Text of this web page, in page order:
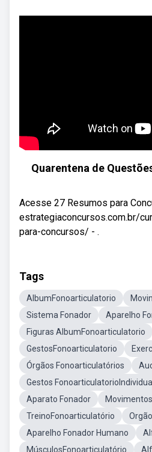
Quarentena de
Acesse 27 Resumos para
estrategiaconcursos.com.br/
para-concursos/ - .
Tags
AlbumFonoarticulatorio
Sistema Fonador
Aparelho
Figuras AlbumFonoarticulatorio
GestosFonoarticulatorio
Órgãos Fonoarticulatórios
Gestos FonoarticulatorioIndividual
Aparato Fonador
TreinoFonoarticulatório
Aparelho Fonador Humano
MúsculosFonoarticulatório